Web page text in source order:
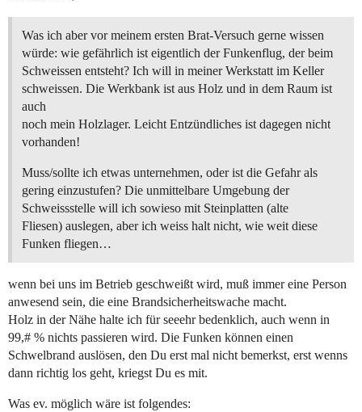
Was ich aber vor meinem ersten Brat-Versuch gerne wissen
würde: wie gefährlich ist eigentlich der Funkenflug, der beim
Schweissen entsteht? Ich will in meiner Werkstatt im Keller
schweissen. Die Werkbank ist aus Holz und in dem Raum ist
auch
noch mein Holzlager. Leicht Entzündliches ist dagegen nicht
vorhanden!
Muss/sollte ich etwas unternehmen, oder ist die Gefahr als
gering einzustufen? Die unmittelbare Umgebung der
Schweissstelle will ich sowieso mit Steinplatten (alte
Fliesen) auslegen, aber ich weiss halt nicht, wie weit diese
Funken fliegen…
wenn bei uns im Betrieb geschweißt wird, muß immer eine Person
anwesend sein, die eine Brandsicherheitswache macht.
Holz in der Nähe halte ich für seeehr bedenklich, auch wenn in
99,# % nichts passieren wird. Die Funken können einen
Schwelbrand auslösen, den Du erst mal nicht bemerkst, erst wenns
dann richtig los geht, kriegst Du es mit.
Was ev. möglich wäre ist folgendes: